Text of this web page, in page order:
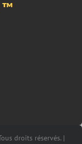
™
droits réservés. |